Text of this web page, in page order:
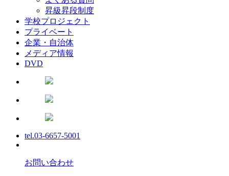
昇級昇段制度
学校プロジェクト
プライベート
企業・自治体
メディア情報
DVD
tel.03-6657-5001
お問い合わせ